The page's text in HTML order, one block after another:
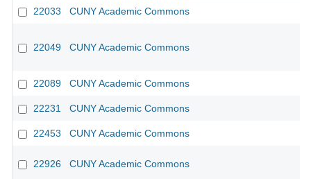
22033
CUNY Academic Commons
22049 CUNY Academic Commons
22089 CUNY Academic Commons
22231 CUNY Academic Commons
22453 CUNY Academic Commons
22926 CUNY Academic Commons